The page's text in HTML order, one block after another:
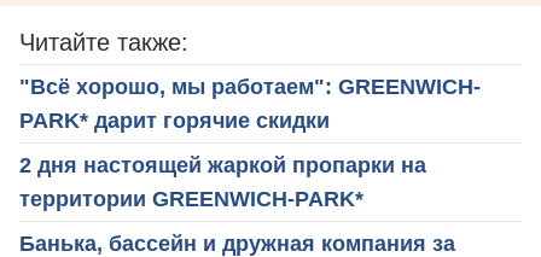
Читайте также:
"Всё хорошо, мы работаем": GREENWICH-
PARK* дарит горячие скидки
2 дня настоящей жаркой пропарки на
территории GREENWICH-PARK*
Банька, бассейн и дружная компания за